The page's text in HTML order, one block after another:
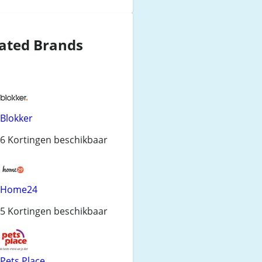
Brands
Blokker
6 Kortingen beschikbaar
Home24
5 Kortingen beschikbaar